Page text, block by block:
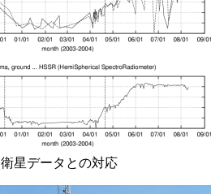
衛星データとの対応